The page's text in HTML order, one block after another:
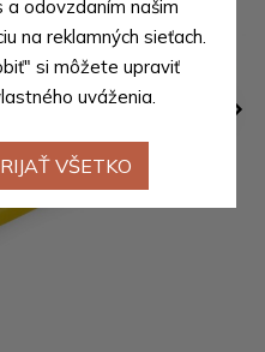
odovzdaním našim
na reklamných sieťach.
si môžete upraviť
uváženia.
VŠETKO